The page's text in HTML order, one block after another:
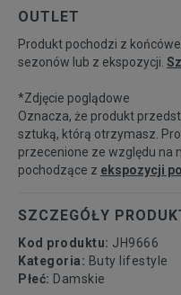
35 1/3 21,5 cm
36 22 cm
36 2/3 22,5 cm
37 1/3
38 23,5 cm
OUTLET
Produkt pochodzi z
sezonów lub z ekspozycji.
*Zdjęcie poglądowe
Oznacza, że produkt
sztuką, którą otrzymasz.
przecenione ze względu na
pochodzące z ekspozycji
SZCZEGÓŁY
Kod produktu: JH9666
Kategoria: Buty lifestyle
Płeć: Damskie